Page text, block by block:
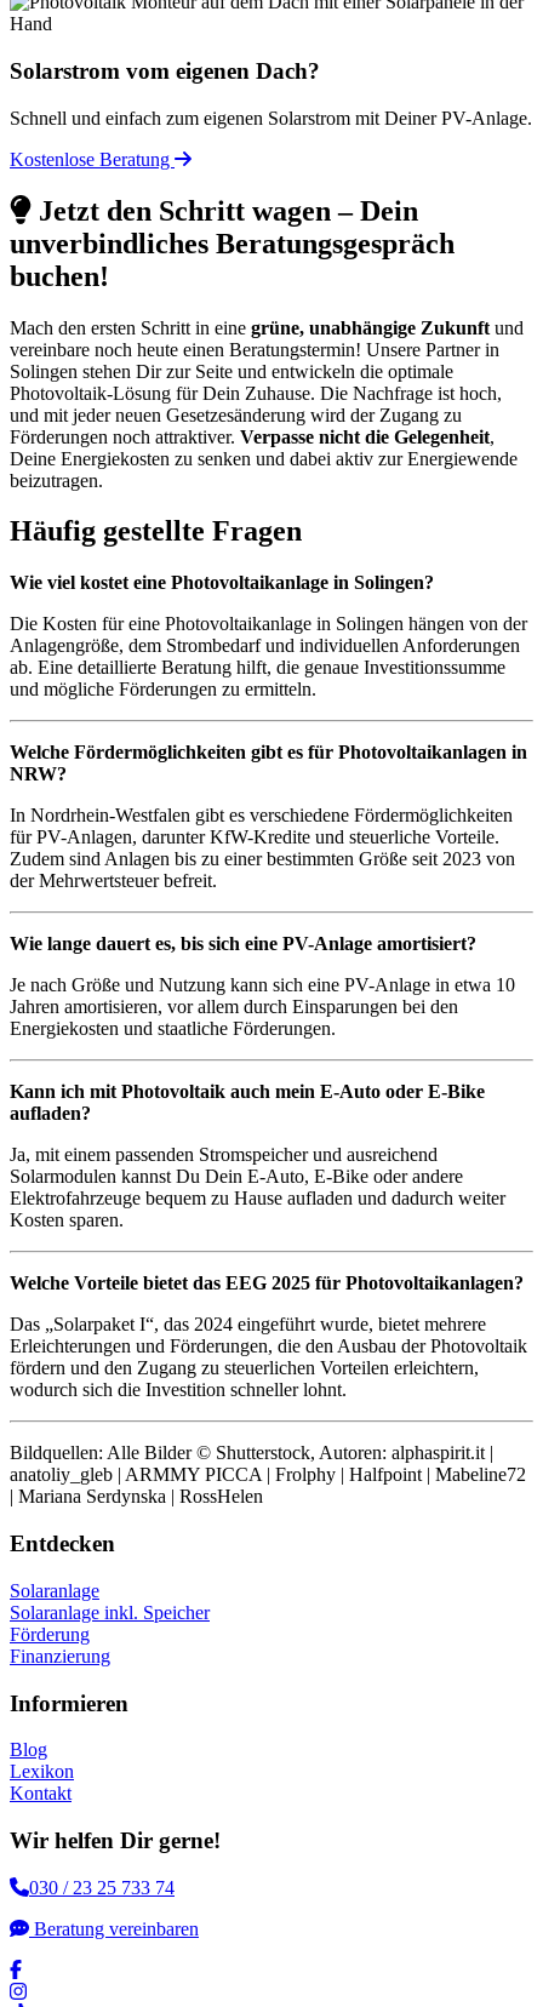
Solarstrom vom eigenen Dach?
Schnell und einfach zum eigenen Solarstrom mit Deiner PV-Anlage.
Kostenlose Beratung
Jetzt den Schritt wagen – Dein
unverbindliches Beratungsgespräch
buchen!
Mach den ersten Schritt in eine grüne, unabhängige Zukunft und
vereinbare noch heute einen Beratungstermin! Unsere Partner in
Solingen stehen Dir zur Seite und entwickeln die optimale
Photovoltaik-Lösung für Dein Zuhause. Die Nachfrage ist hoch,
und mit jeder neuen Gesetzesänderung wird der Zugang zu
Förderungen noch attraktiver. Verpasse nicht die Gelegenheit,
Deine Energiekosten zu senken und dabei aktiv zur Energiewende
beizutragen.
Häufig gestellte Fragen
Wie viel kostet eine Photovoltaikanlage in Solingen?
Die Kosten für eine Photovoltaikanlage in Solingen hängen von der
Anlagengröße, dem Strombedarf und individuellen Anforderungen
ab. Eine detaillierte Beratung hilft, die genaue Investitionssumme
und mögliche Förderungen zu ermitteln.
Welche Fördermöglichkeiten gibt es für Photovoltaikanlagen in
NRW?
In Nordrhein-Westfalen gibt es verschiedene Fördermöglichkeiten
für PV-Anlagen, darunter KfW-Kredite und steuerliche Vorteile.
Zudem sind Anlagen bis zu einer bestimmten Größe seit 2023 von
der Mehrwertsteuer befreit.
Wie lange dauert es, bis sich eine PV-Anlage amortisiert?
Je nach Größe und Nutzung kann sich eine PV-Anlage in etwa 10
Jahren amortisieren, vor allem durch Einsparungen bei den
Energiekosten und staatliche Förderungen.
Kann ich mit Photovoltaik auch mein E-Auto oder E-Bike
aufladen?
Ja, mit einem passenden Stromspeicher und ausreichend
Solarmodulen kannst Du Dein E-Auto, E-Bike oder andere
Elektrofahrzeuge bequem zu Hause aufladen und dadurch weiter
Kosten sparen.
Welche Vorteile bietet das EEG 2025 für Photovoltaikanlagen?
Das „Solarpaket I“, das 2024 eingeführt wurde, bietet mehrere
Erleichterungen und Förderungen, die den Ausbau der Photovoltaik
fördern und den Zugang zu steuerlichen Vorteilen erleichtern,
wodurch sich die Investition schneller lohnt.
Bildquellen: Alle Bilder © Shutterstock, Autoren: alphaspirit.it |
anatoliy_gleb | ARMMY PICCA | Frolphy | Halfpoint | Mabeline72
| Mariana Serdynska | RossHelen
Entdecken
Solaranlage
Solaranlage inkl. Speicher
Förderung
Finanzierung
Informieren
Blog
Lexikon
Kontakt
Wir helfen Dir gerne!
030 / 23 25 733 74
Beratung vereinbaren